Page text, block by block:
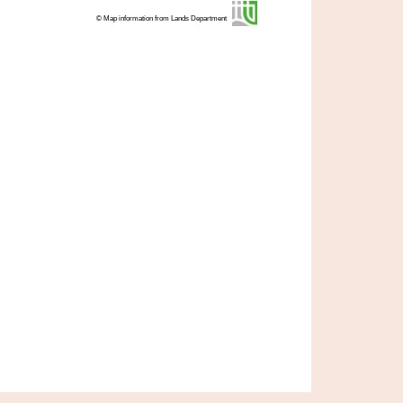
© Map information from Lands Department